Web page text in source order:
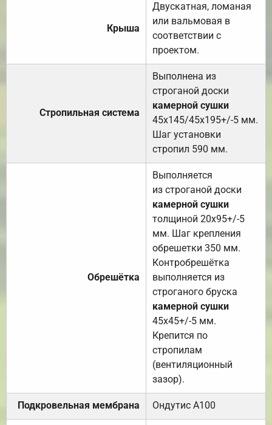
Крыша
Двускатная, ломаная
или вальмовая в
соответствии с
проектом.
Стропильная система
Выполнена из
строганой доски
камерной сушки
45х145/45х195+/-5 мм.
Шаг установки
стропил 590 мм.
Обрешётка
Выполняется
из строганой доски
камерной сушки
толщиной 20х95+/-5
мм. Шаг крепления
обрешетки 350 мм.
Контробрешётка
выполняется из
строганого бруска
камерной сушки
45х45+/-5 мм.
Крепится по
стропилам
(вентиляционный
зазор).
Подкровельная мембрана Ондутис А100